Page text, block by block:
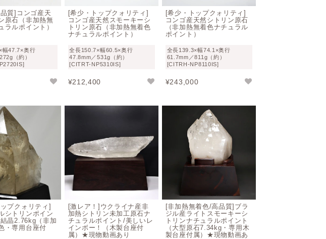
燻浄がおすすめです。（太陽光は退色の恐れがありますので避けてく
いしょう）
温型）、三方晶系（低温形）
質]コンゴ産天
原石（非加熱無
ラルポイント）
幅47.7×奥行
（約）
[希少・トップクォリティ]
コンゴ産天然スモーキーシ
トリン原石（非加熱無着色
ナチュラルポイント）
全長150.7×幅60.5×奥行
47.8mm／531g（約）
[CITRT-NP5310IS]
¥212,400
[希少・トップクォリティ]
コンゴ産天然シトリン原石
（非加熱無着色ナチュラル
ポイント）
全長139.3×幅74.1×奥行
61.7mm／811g（約）
[CITRH-NP8110IS]
¥243,000
プクォリティ]
シトリンポイン
結晶2.76kg（非加
・専用台座付
[激レア！]ウクライナ産非
加熱シトリン未加工原石ナ
チュラルポイント/美しいレ
インボー！（木製台座付
属）★現物動画あり
[非加熱無着色/高品質]ブラ
ジル産ライトスモーキーシ
トリンナチュラルポイント
（大型原石7.34kg・専用木
製台座付属）★現物動画あ